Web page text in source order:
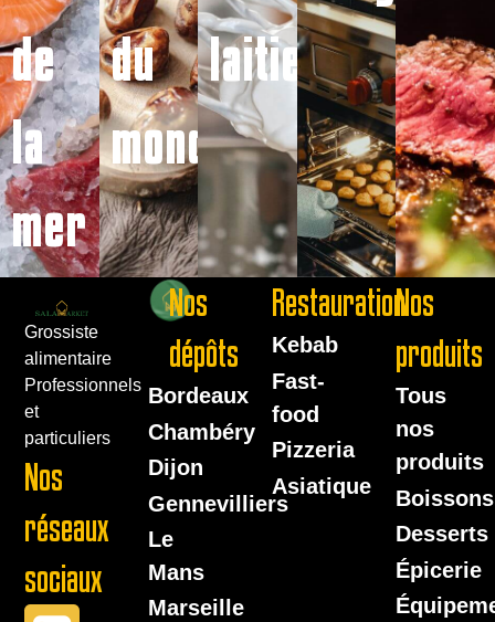
de
la
mer
du
monde
laitiers
Grossiste
alimentaire
Professionnels
et
particuliers
Nos
réseaux
sociaux
Nos
dépôts
Bordeaux
Chambéry
Dijon
Gennevilliers
Le
Mans
Marseille
Restauration
Kebab
Fast-
food
Pizzeria
Asiatique
Nos
produits
Tous
nos
produits
Boissons
Desserts
Épicerie